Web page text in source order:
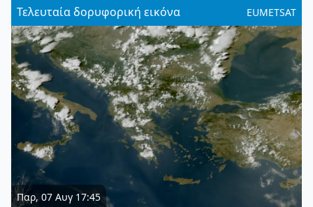
Τελευταία δορυφορική εικόνα EUMETSAT
Παρ, 07 Αυγ 17:45